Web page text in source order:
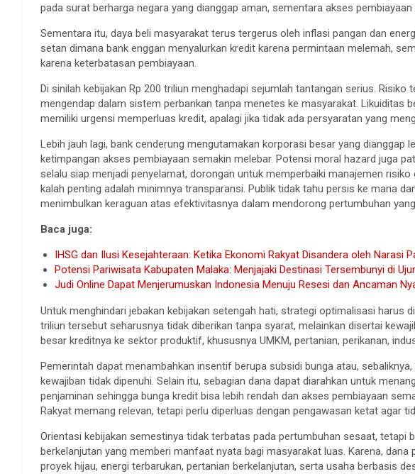
pada surat berharga negara yang dianggap aman, sementara akses
Sementara itu, daya beli masyarakat terus tergerus oleh inflasi pangan dan
setan dimana bank enggan menyalurkan kredit karena permintaan melemah,
karena keterbatasan pembiayaan.
Di sinilah kebijakan Rp 200 triliun menghadapi sejumlah tantangan serius. Risiko
mengendap dalam sistem perbankan tanpa menetes ke masyarakat. Likuiditas
memiliki urgensi memperluas kredit, apalagi jika tidak ada persyaratan yang
Lebih jauh lagi, bank cenderung mengutamakan korporasi besar yang dianggap
ketimpangan akses pembiayaan semakin melebar. Potensi moral hazard juga
selalu siap menjadi penyelamat, dorongan untuk memperbaiki manajemen
kalah penting adalah minimnya transparansi. Publik tidak tahu persis ke mana
menimbulkan keraguan atas efektivitasnya dalam mendorong pertumbuhan
Baca juga:
IHSG dan Ilusi Kesejahteraan: Ketika Ekonomi Rakyat Disandera oleh Narasi
Potensi Pariwisata Kabupaten Malaka: Menjajaki Destinasi Tersembunyi di
Judi Online Dapat Menjerumuskan Indonesia Menuju Resesi dan Ancaman
Untuk menghindari jebakan kebijakan setengah hati, strategi optimalisasi harus
triliun tersebut seharusnya tidak diberikan tanpa syarat, melainkan disertai
besar kreditnya ke sektor produktif, khususnya UMKM, pertanian, perikanan,
Pemerintah dapat menambahkan insentif berupa subsidi bunga atau,
kewajiban tidak dipenuhi. Selain itu, sebagian dana dapat diarahkan untuk
penjaminan sehingga bunga kredit bisa lebih rendah dan akses pembiayaan
Rakyat memang relevan, tetapi perlu diperluas dengan pengawasan ketat agar
Orientasi kebijakan semestinya tidak terbatas pada pertumbuhan sesaat, tetapi
berkelanjutan yang memberi manfaat nyata bagi masyarakat luas. Karena, dana
proyek hijau, energi terbarukan, pertanian berkelanjutan, serta usaha berbasis